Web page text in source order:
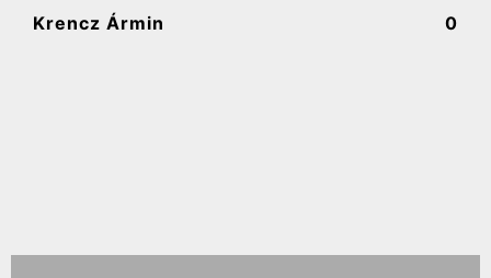
Krencz Ármin 0